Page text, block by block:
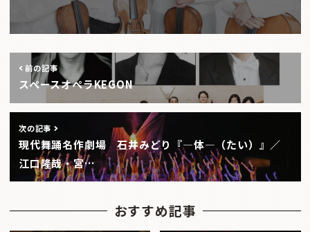
前の記事
スペースオペラKEGON
次の記事
現代舞踊名作劇場 石井みどり『―体―（たい）』／
江口隆哉・宮…
おすすめ記事